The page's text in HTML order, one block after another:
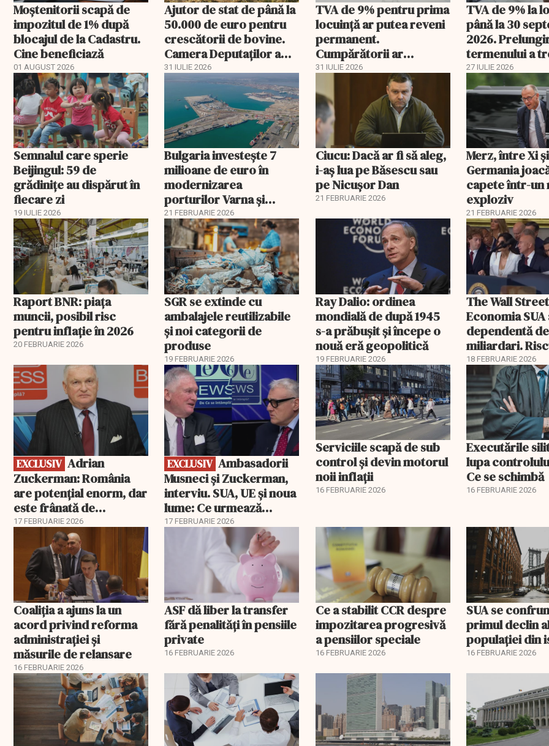
Moștenitorii scapă de
impozitul de 1% după
blocajul de la Cadastru.
Cine beneficiază
01 AUGUST 2026
Ajutor de stat de până la
50.000 de euro pentru
crescătorii de bovine.
Camera Deputaților a
aprobat schema
31 IULIE 2026
TVA de 9% pentru prima
locuință ar putea reveni
permanent.
Cumpărătorii ar
economisi zeci de mii de
31 IULIE 2026
TVA de 9% la
până la 30
2026.
termenului a
comisia din
27 IULIE 2026
Semnalul care sperie
Beijingul: 59 de
grădinițe au dispărut în
fiecare zi
19 IULIE 2026
Bulgaria investește 7
milioane de euro în
modernizarea
porturilor Varna și
Burgas
21 FEBRUARIE 2026
Ciucu: Dacă ar fi să aleg,
i-aș lua pe Băsescu sau
pe Nicușor Dan
21 FEBRUARIE 2026
Merz, între Xi
Germania
capete într-un
exploziv
21 FEBRUARIE 2026
Raport BNR: piața
muncii, posibil risc
pentru inflație în 2026
20 FEBRUARIE 2026
SGR se extinde cu
ambalajele reutilizabile
și noi categorii de
produse
19 FEBRUARIE 2026
Ray Dalio: ordinea
mondială de după 1945
s-a prăbușit și începe o
nouă eră geopolitică
19 FEBRUARIE 2026
The Wall
Economia
dependentă de
miliardari.
pentru burse
18 FEBRUARIE 2026
EXCLUSIV
EXCLUSIV
Zuckerman: România
are potențial enorm, dar
este frânată de
corupție, companii de
stat și influența
propagandei ruse
17 FEBRUARIE 2026
EXCLUSIV
EXCLUSIV Ambasadorii
Musneci și Zuckerman,
interviu. SUA, UE și noua
lume: Ce urmează
pentru România
17 FEBRUARIE 2026
Serviciile scapă de sub
control și devin motorul
noii inflații
16 FEBRUARIE 2026
Executările
lupa
Ce se schimbă
16 FEBRUARIE 2026
Coaliția a ajuns la un
acord privind reforma
administrației și
măsurile de relansare
16 FEBRUARIE 2026
ASF dă liber la transfer
fără penalități în pensiile
private
16 FEBRUARIE 2026
Ce a stabilit CCR despre
impozitarea progresivă
a pensiilor speciale
16 FEBRUARIE 2026
SUA se
primul declin
populației din
16 FEBRUARIE 2026